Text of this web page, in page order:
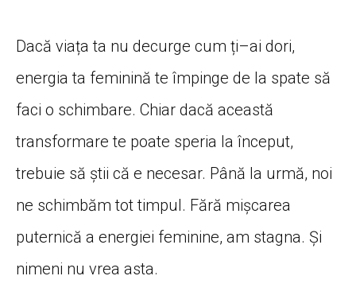
Dacă viața ta nu decurge cum ți–ai dori,
energiata feminină te împinge de la spate să
faci o schimbare. Chiar dacă această
transformare te poate speria la început,
trebuie să știi că e necesar. Până la urmă, noi
ne schimbăm tot timpul. Fără mișcarea
puternică a energiei feminine, am stagna. Și
nimeni nu vrea asta.